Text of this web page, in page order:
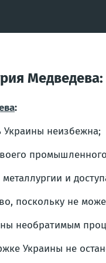
Медведева:
:
Украины неизбежна;
и
поскольку не
необратимым
Украины не